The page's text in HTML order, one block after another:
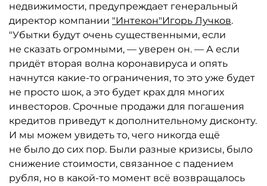
недвижимости, предупреждает генеральный
директор компании "Интекон"Игорь Лучков.
"Убытки будут очень существенными, если
не сказать огромными, — уверен он. — А если
придёт вторая волна коронавируса и опять
начнутся какие-то ограничения, то это уже будет
не просто шок, а это будет крах для многих
инвесторов. Срочные продажи для погашения
кредитов приведут к дополнительному дисконту.
И мы можем увидеть то, чего никогда ещё
не было до сих пор. Были разные кризисы, было
снижение стоимости, связанное с падением
рубля, но в какой-то момент всё возвращалось